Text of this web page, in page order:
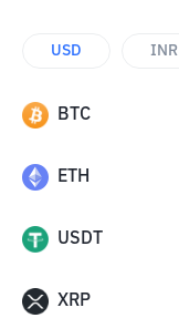
USD INR
BTC
ETH
USDT
XRP